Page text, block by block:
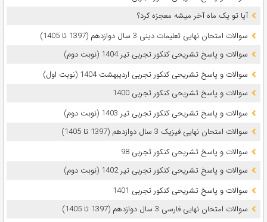
آیا تو یک ماه آخر میشه معجزه کرد؟
سوالات امتحان نهایی تعلیمات دینی 3 سال دوازدهم (1397 تا 1405)
سوالات و پاسخ تشریحی کنکور تجربی تیر 1404 (نوبت دوم)
سوالات و پاسخ تشریحی کنکور تجربی اردیبهشت 1404 (نوبت اول)
سوالات و پاسخ تشریحی کنکور تجربی 1400
سوالات و پاسخ تشریحی کنکور تجربی تیر 1403 (نوبت دوم)
سوالات امتحان نهایی فیزیک 3 سال دوازدهم (1397 تا 1405)
سوالات و پاسخ تشریحی کنکور تجربی 98
سوالات و پاسخ تشریحی کنکور تجربی تیر 1402 (نوبت دوم)
سوالات و پاسخ تشریحی کنکور تجربی 1401
سوالات امتحان نهایی فارسی 3 سال دوازدهم (1397 تا 1405)